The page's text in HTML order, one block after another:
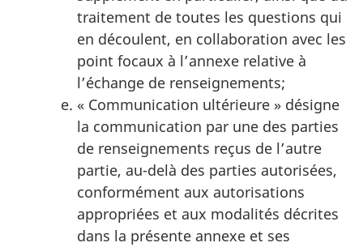
traitement de toutes les questions qui
en découlent, en collaboration avec les
point focaux à l’annexe relative à
l’échange de renseignements;
« Communication ultérieure » désigne
la communication par une des parties
de renseignements reçus de l’autre
partie, au-delà des parties autorisées,
conformément aux autorisations
appropriées et aux modalités décrites
dans la présente annexe et ses